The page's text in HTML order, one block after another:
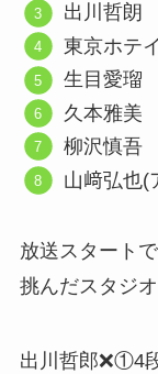
出川哲朗
東京ホテ
生目愛瑠
久本雅美
柳沢慎吾
山﨑弘也(
放送スタート
挑んだスタジ
出川哲郎❌①4